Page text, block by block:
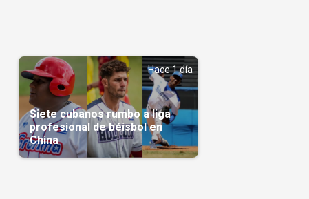
Hace 1 día
Siete cubanos rumbo a liga
profesional de béisbol en
China